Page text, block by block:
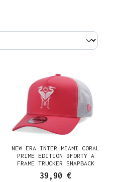
NEW ERA INTER MIAMI CORAL
PRIME EDITION 9FORTY A
FRAME TRUCKER SNAPBACK
39,90 €